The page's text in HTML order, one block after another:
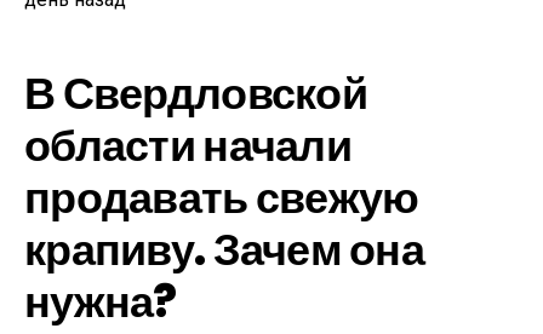
В Свердловской
области начали
продавать свежую
крапиву. Зачем она
нужна?